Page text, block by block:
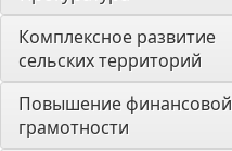
Комплексное развитие
сельских территорий
Повышение финансовой
грамотности